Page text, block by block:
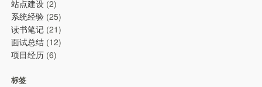
站点建设 (2)
系统经验 (25)
读书笔记 (21)
面试总结 (12)
项目经历 (6)
标签